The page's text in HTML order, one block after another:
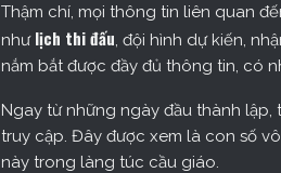
Thậm chí, mọi thông tin liên quan
như lịch thi đấu, đội hình dự kiến,
nắm bắt được đầy đủ thông tin, có
Ngay từ những ngày đầu thành lập,
truy cập. Đây được xem là con số
này trong làng túc cầu giáo.